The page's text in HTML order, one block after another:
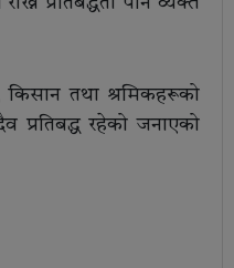
किसान तथा श्रमिकहरूको
रहेको जनाएको